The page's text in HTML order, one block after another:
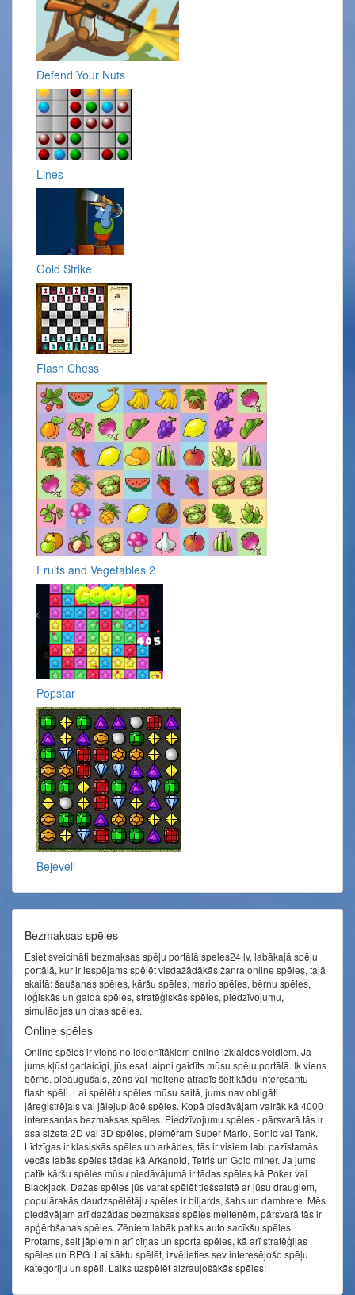
Defend Your Nuts
Lines
Gold Strike
Flash Chess
Fruits and Vegetables 2
Popstar
Bejevell
Bezmaksas spēles
Esiet sveicināti bezmaksas spēļu portālā speles24.lv, labākajā spēļu
portālā, kur ir iespējams spēlēt visdažādākās žanra online spēles, tajā
skaitā: šaušanas spēles, kāršu spēles, mario spēles, bērnu spēles,
loģiskās un galda spēles, stratēģiskās spēles, piedzīvojumu,
simulācijas un citas spēles.
Online spēles
Online spēles ir viens no iecienītākiem online izklaides veidiem. Ja
jums kļūst garlaicīgi, jūs esat laipni gaidīts mūsu spēļu portālā. Ik viens
bērns, pieaugušais, zēns vai meitene atradīs šeit kādu interesantu
flash spēli. Lai spēlētu spēles mūsu saitā, jums nav obligāti
jāreģistrējais vai jālejuplādē spēles. Kopā piedāvājam vairāk kā 4000
interesantas bezmaksas spēles. Piedzīvojumu spēles - pārsvarā tās ir
asa sižeta 2D vai 3D spēles, piemēram Super Mario, Sonic vai Tank.
Līdzīgas ir klasiskās spēles un arkādes, tās ir visiem labi pazīstamās
vecās labās spēles tādas kā Arkanoid, Tetris un Gold miner. Ja jums
patīk kāršu spēles mūsu piedāvājumā ir tādas spēles kā Poker vai
Blackjack. Dažas spēles jūs varat spēlēt tiešsaistē ar jūsu draugiem,
populārakās daudzspēlētāju spēles ir biljards, šahs un dambrete. Mēs
piedāvājam arī dažādas bezmaksas spēles meitenēm, pārsvarā tās ir
apģērbšanas spēles. Zēniem labāk patiks auto sacīkšu spēles.
Protams, šeit jāpiemin arī cīņas un sporta spēles, kā arī stratēģijas
spēles un RPG. Lai sāktu spēlēt, izvēlieties sev interesējošo spēļu
kategoriju un spēli. Laiks uzspēlēt aizraujošākās spēles!